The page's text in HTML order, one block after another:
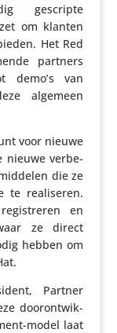
gescripte
om klanten
Het Red
partners
demo’s van
algemeen
voor nieuwe
nieuwe verbe­
die ze
te reali­seren.
en
ze direct
hebben om
Partner
door­ont­wik­
model laat